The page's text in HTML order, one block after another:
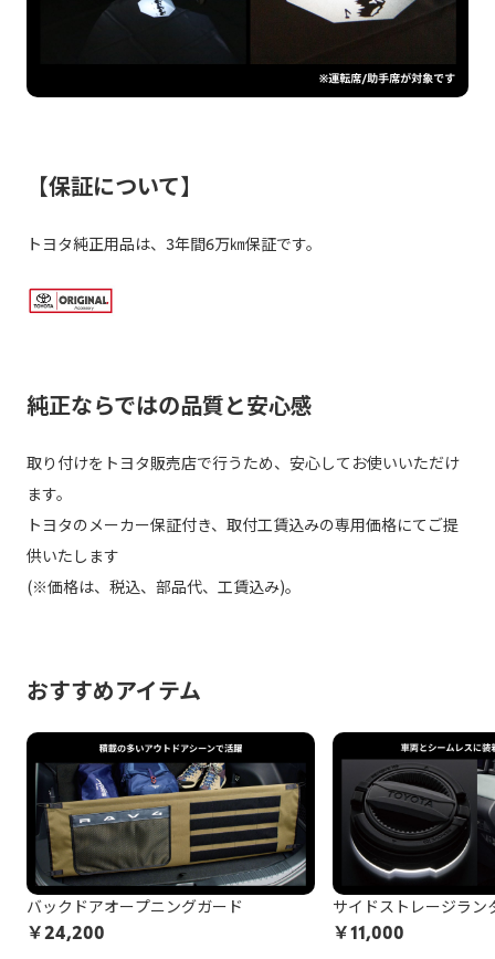
【保証について】
トヨタ純正用品は、3年間6万㎞保証です。
純正ならではの品質と安心感
取り付けをトヨタ販売店で行うため、安心してお使いいただけ
ます。
トヨタのメーカー保証付き、取付工賃込みの専用価格にてご提
供いたします
(※価格は、税込、部品代、工賃込み)。
おすすめアイテム
バックドアオープニングガード
￥24,200
サイドストレージラン
￥11,000